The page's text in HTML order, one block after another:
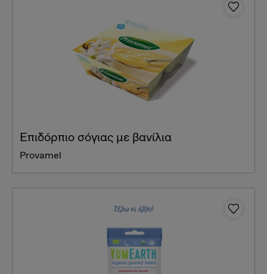
Επιδόρπιο σόγιας με βανίλια
Provamel